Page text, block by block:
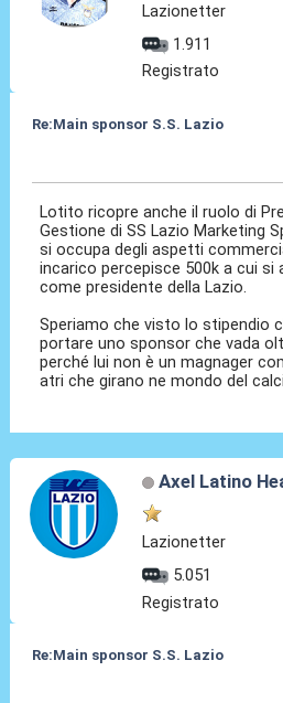
Lazionetter
1.911
Registrato
Re:Main sponsor S.S. Lazio
Lotito ricopre anche il ruolo di
Gestione di SS Lazio Marketing
si occupa degli aspetti
incarico percepisce 500k a cui si
come presidente della Lazio.
Speriamo che visto lo stipendio
portare uno sponsor che vada
perché lui non è un magnager
atri che girano ne mondo del
Axel Latino
Lazionetter
5.051
Registrato
Re:Main sponsor S.S. Lazio